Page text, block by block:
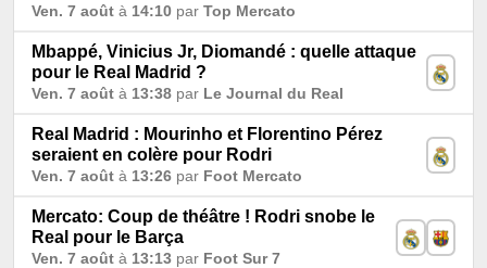
Ven. 7 août à 14:10 par Top Mercato
Mbappé, Vinicius Jr, Diomandé : quelle attaque
pour le Real Madrid ?
Ven. 7 août à 13:38 par Le Journal du Real
Real Madrid : Mourinho et Florentino Pérez
seraient en colère pour Rodri
Ven. 7 août à 13:26 par Foot Mercato
Mercato: Coup de théâtre ! Rodri snobe le
Real pour le Barça
Ven. 7 août à 13:13 par Foot Sur 7